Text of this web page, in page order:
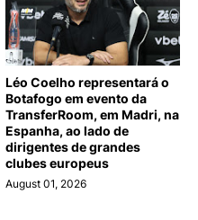
Léo Coelho representará o
Botafogo em evento da
TransferRoom, em Madri, na
Espanha, ao lado de
dirigentes de grandes
clubes europeus
August 01, 2026